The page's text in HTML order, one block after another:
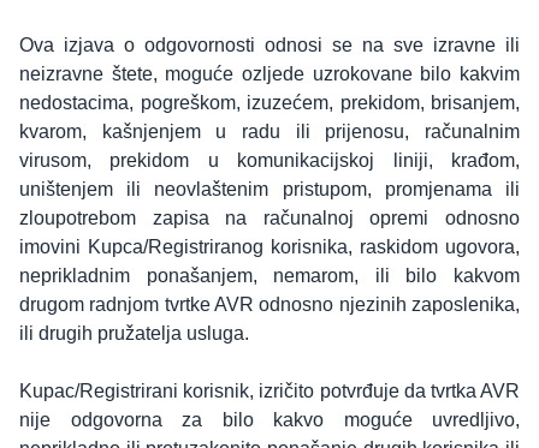
Ova izjava o odgovornosti odnosi se na sve izravne ili
neizravne štete, moguće ozljede uzrokovane bilo kakvim
nedostacima, pogreškom, izuzećem, prekidom, brisanjem,
kvarom, kašnjenjem u radu ili prijenosu, računalnim
virusom, prekidom u komunikacijskoj liniji, krađom,
uništenjem ili neovlaštenim pristupom, promjenama ili
zloupotrebom zapisa na računalnoj opremi odnosno
imovini Kupca/Registriranog korisnika, raskidom ugovora,
neprikladnim ponašanjem, nemarom, ili bilo kakvom
drugom radnjom tvrtke AVR odnosno njezinih zaposlenika,
ili drugih pružatelja usluga.
Kupac/Registrirani korisnik, izričito potvrđuje da tvrtka AVR
nije odgovorna za bilo kakvo moguće uvredljivo,